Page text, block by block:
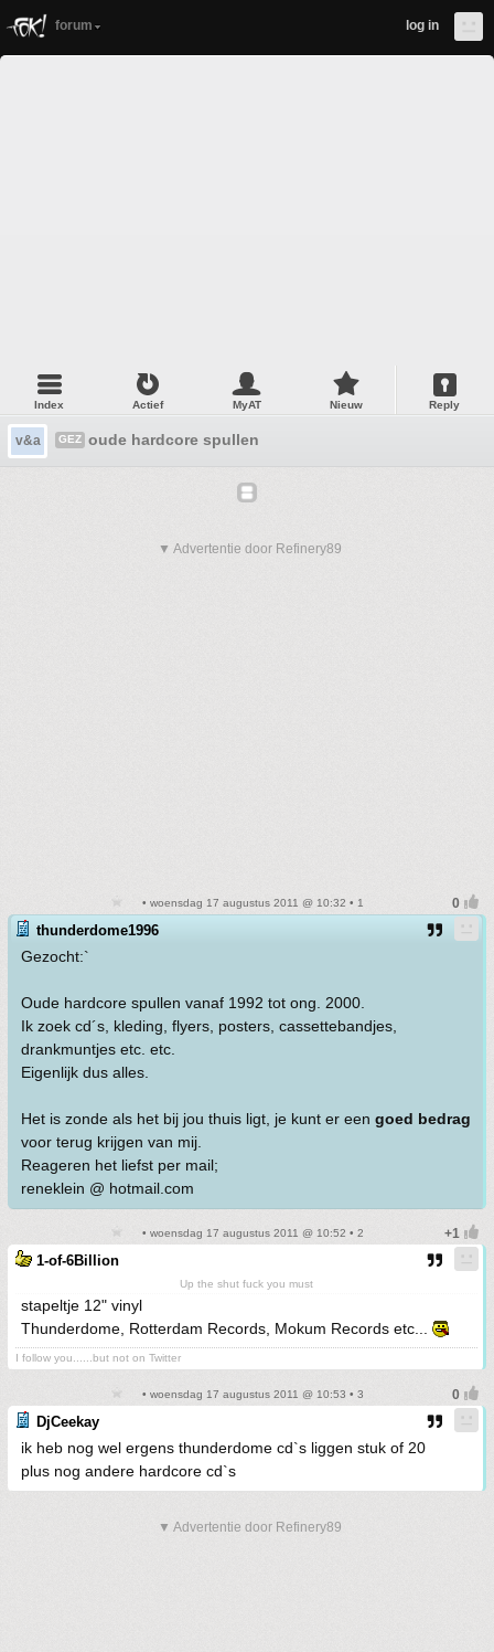
forum log in
Index Actief MyAT Nieuw Reply
v&a GEZ oude hardcore spullen
▼ Advertentie door Refinery89
• woensdag 17 augustus 2011 @ 10:32 • 1
thunderdome1996
Gezocht:`
Oude hardcore spullen vanaf 1992 tot ong. 2000.
Ik zoek cd´s, kleding, flyers, posters, cassettebandjes,
drankmuntjes etc. etc.
Eigenlijk dus alles.
Het is zonde als het bij jou thuis ligt, je kunt er een goed bedrag
voor terug krijgen van mij.
Reageren het liefst per mail;
reneklein @ hotmail.com
• woensdag 17 augustus 2011 @ 10:52 • 2
1-of-6Billion
Up the shut fuck you must
stapeltje 12" vinyl
Thunderdome, Rotterdam Records, Mokum Records etc...
I follow you......but not on Twitter
• woensdag 17 augustus 2011 @ 10:53 • 3
DjCeekay
ik heb nog wel ergens thunderdome cd`s liggen stuk of 20
plus nog andere hardcore cd`s
▼ Advertentie door Refinery89